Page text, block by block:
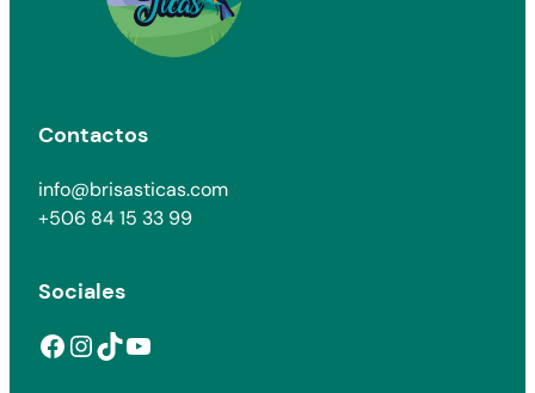
Contactos
info@brisasticas.com
+506 84 15 33 99
Sociales
Facebook InstagramTikTok YouTube